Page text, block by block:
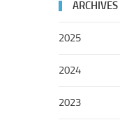
ARCHIVES
2025
2024
2023